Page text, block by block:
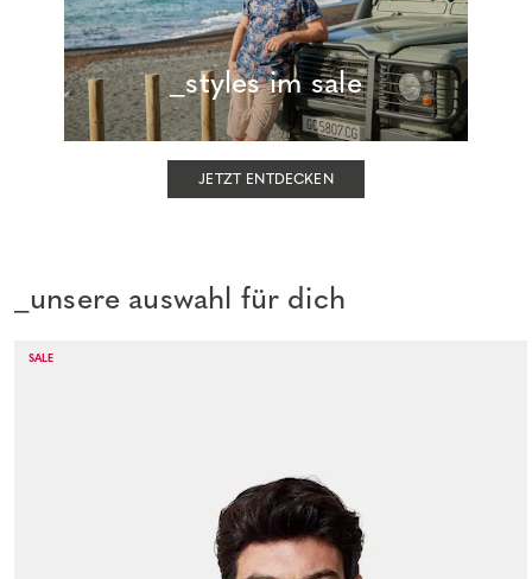
_styles im sale
JETZT ENTDECKEN
_unsere auswahl für dich
SALE